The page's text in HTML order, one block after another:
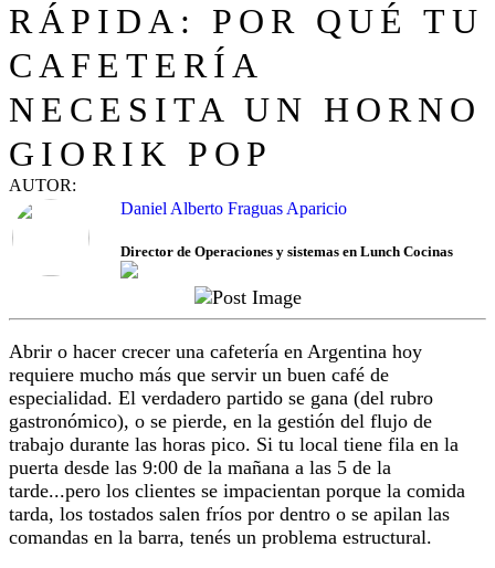
RÁPIDA: POR QUÉ TU
CAFETERÍA
NECESITA UN HORNO
GIORIK POP
AUTOR:
Daniel Alberto Fraguas Aparicio
Director de Operaciones y sistemas en Lunch Cocinas
Abrir o hacer crecer una cafetería en Argentina hoy
requiere mucho más que servir un buen café de
especialidad. El verdadero partido se gana (del rubro
gastronómico), o se pierde, en la gestión del flujo de
trabajo durante las horas pico. Si tu local tiene fila en la
puerta desde las 9:00 de la mañana a las 5 de la
tarde...pero los clientes se impacientan porque la comida
tarda, los tostados salen fríos por dentro o se apilan las
comandas en la barra, tenés un problema estructural.